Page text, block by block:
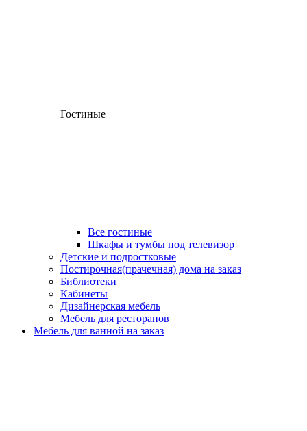
Гостиные
Все гостиные
Шкафы и тумбы под телевизор
Детские и подростковые
Постирочная(прачечная) дома на заказ
Библиотеки
Кабинеты
Дизайнерская мебель
Мебель для ресторанов
Мебель для ванной на заказ